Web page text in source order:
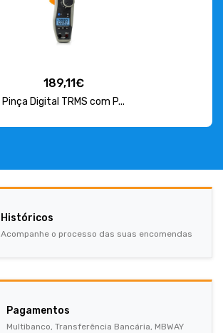
189,11€
Pinça Digital TRMS com P...
Históricos
Acompanhe o processo das suas encomendas
Pagamentos
Multibanco, Transferência Bancária, MBWAY